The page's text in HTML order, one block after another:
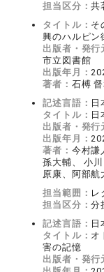
担当区分：共
タイトル： そ
興のハルピン
出版者・発行
市立図書館
出版年月：
著者： 石榑
記述言語： 日
タイトル： 日
出版者・発行
出版年月：
著者： 今村謙
孫大輔、 小
原康、阿部航
担当範囲： レ
担当区分：分
記述言語： 日
タイトル： オ
害の記憶
出版者・発行